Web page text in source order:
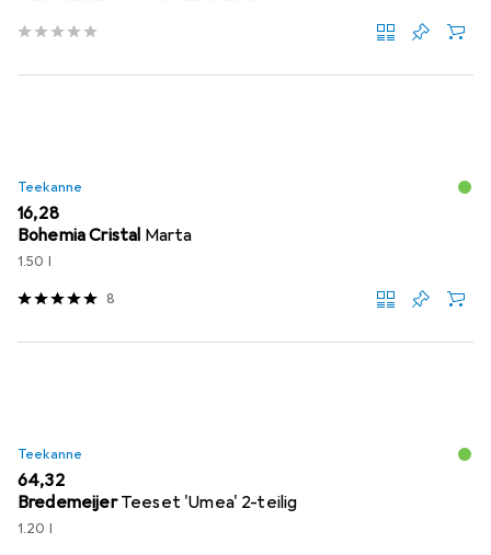
Teekanne
EUR
16,28
Bohemia Cristal Marta
1.50 l
8
Teekanne
EUR
64,32
Bredemeijer Teeset 'Umea' 2-teilig
1.20 l